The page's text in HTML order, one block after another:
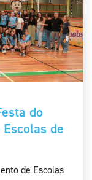
do
de
de Escolas